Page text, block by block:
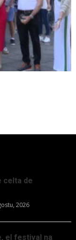
celta de
2026
el festival na